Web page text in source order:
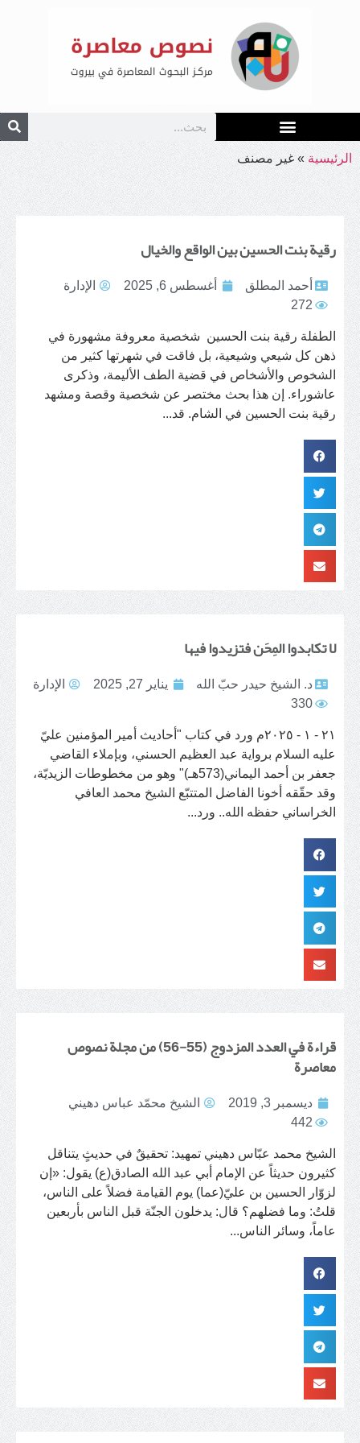
الرئيسية » غير مصنف
رقية بنت الحسين بين الواقع والخيال
أحمد المطلق أغسطس 6, 2025
الإدارة
272
الطفلة رقية بنت الحسين شخصية معروفة مشهورة في
ذهن كل شيعي وشيعية، بل فاقت في شهرتها كثير من
الشخوص والأشخاص في قضية الطف الأليمة، وذكرى
عاشوراء. إن هذا بحث مختصر عن شخصية وقصة ومشهد
رقية بنت الحسين في الشام. قد...
لا تكابدوا المِحَن فتزيدوا فيها
د. الشيخ حيدر حبّ الله يناير 27, 2025
الإدارة
330
٢١ - ١ - ٢٠٢٥م ورد في كتاب "أحاديث أمير المؤمنين عليّ
عليه السلام برواية عبد العظيم الحسني، وبإملاء القاضي
جعفر بن أحمد اليماني(573هـ)" وهو من مخطوطات الزيديّة،
وقد حقّقه أخونا الفاضل المتتبّع الشيخ محمد العافي
الخراساني حفظه الله.. ورد...
قراءة في العدد المزدوج (55-56) من مجلة نصوص
معاصرة
ديسمبر 3, 2019
الشيخ محمّد عباس دهيني
442
الشيخ محمد عبّاس دهيني تمهيد: تحقيقٌ في حديثٍ يتناقل
كثيرون حديثاً عن الإمام أبي عبد الله الصادق(ع) يقول: «إن
لزوّار الحسين بن عليّ(عما) يوم القيامة فضلاً على الناس،
قلتُ: وما فضلهم؟ قال: يدخلون الجنّة قبل الناس بأربعين
عاماً، وسائر الناس...